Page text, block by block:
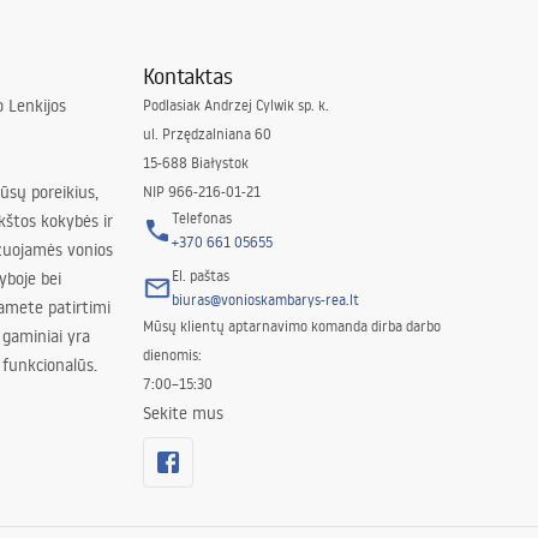
Lenkijos
poreikius,
kokybės ir
vonios
bei
patirtimi
yra
Kontaktas
Podlasiak Andrzej Cylwik sp. k.
ul. Przędzalniana 60
15-688 Białystok
NIP 966-216-01-21
Telefonas
+370 661 05655
El. paštas
biuras@vonioskambarys-rea.lt
Mūsų klientų aptarnavimo komanda dirba darbo
dienomis:
7:00–15:30
Sekite mus